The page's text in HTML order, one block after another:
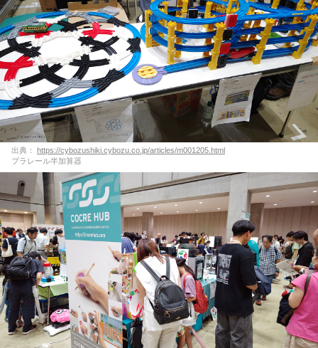
出典：
https://cybozushiki.cybozu.co.jp/articles/m001205.html
プラレール半加算器